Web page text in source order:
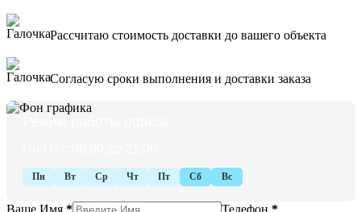
Рассчитаю стоимость доставки до вашего объекта
Согласую сроки выполнения и доставки заказа
Пн Вт Ср Чт Пт Сб Вс